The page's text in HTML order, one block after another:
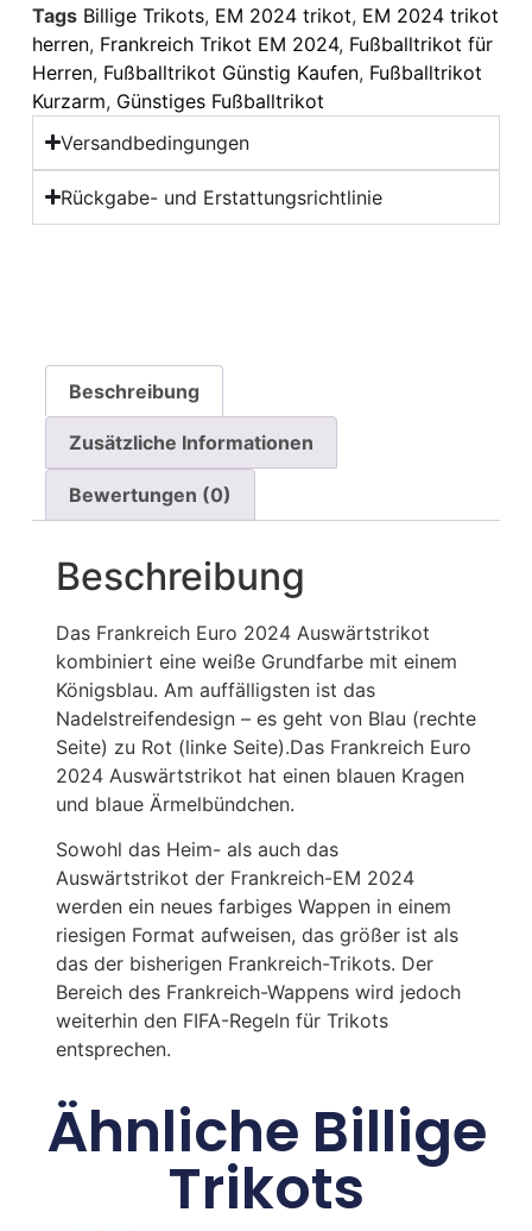
Tags Billige Trikots, EM 2024 trikot, EM 2024 trikot
herren, Frankreich Trikot EM 2024, Fußballtrikot für
Herren, Fußballtrikot Günstig Kaufen, Fußballtrikot
Kurzarm, Günstiges Fußballtrikot
Versandbedingungen
Rückgabe- und Erstattungsrichtlinie
Beschreibung
Zusätzliche Informationen
Bewertungen (0)
Beschreibung
Das Frankreich Euro 2024 Auswärtstrikot
kombiniert eine weiße Grundfarbe mit einem
Königsblau. Am auffälligsten ist das
Nadelstreifendesign – es geht von Blau (rechte
Seite) zu Rot (linke Seite).Das Frankreich Euro
2024 Auswärtstrikot hat einen blauen Kragen
und blaue Ärmelbündchen.
Sowohl das Heim- als auch das
Auswärtstrikot der Frankreich-EM 2024
werden ein neues farbiges Wappen in einem
riesigen Format aufweisen, das größer ist als
das der bisherigen Frankreich-Trikots. Der
Bereich des Frankreich-Wappens wird jedoch
weiterhin den FIFA-Regeln für Trikots
entsprechen.
Ähnliche Billige
Trikots